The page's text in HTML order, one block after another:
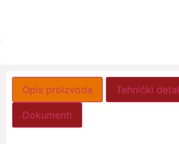
Opis proizvoda Tehnički
Dokumenti